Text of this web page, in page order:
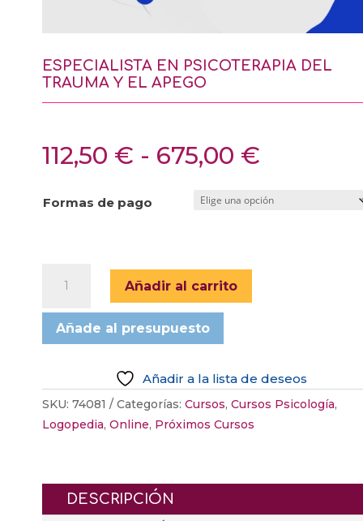
ESPECIALISTA EN PSICOTERAPIA DEL
TRAUMA Y EL APEGO
112,50 € - 675,00 €
precios:
Formas de pago
ESPECIALISTA
PSICOTERAPIA
DEL
EL
cantidad
Añadir al carrito
Añade al presupuesto
Añadir a la lista de deseos
SKU: 74081 Categorías: Cursos, Cursos Psicología,
Logopedia, Online, Próximos Cursos
DESCRIPCIÓN